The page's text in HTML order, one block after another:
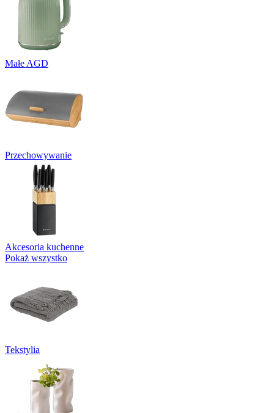
Małe AGD
Przechowywanie
Akcesoria kuchenne
Pokaż wszystko
Tekstylia